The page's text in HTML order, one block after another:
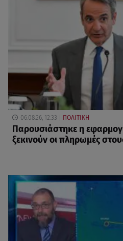
06.08.26, 12:33 ΠΟΛΙΤΙΚΗ
Παρουσιάστηκε η
ξεκινούν οι πληρωμές